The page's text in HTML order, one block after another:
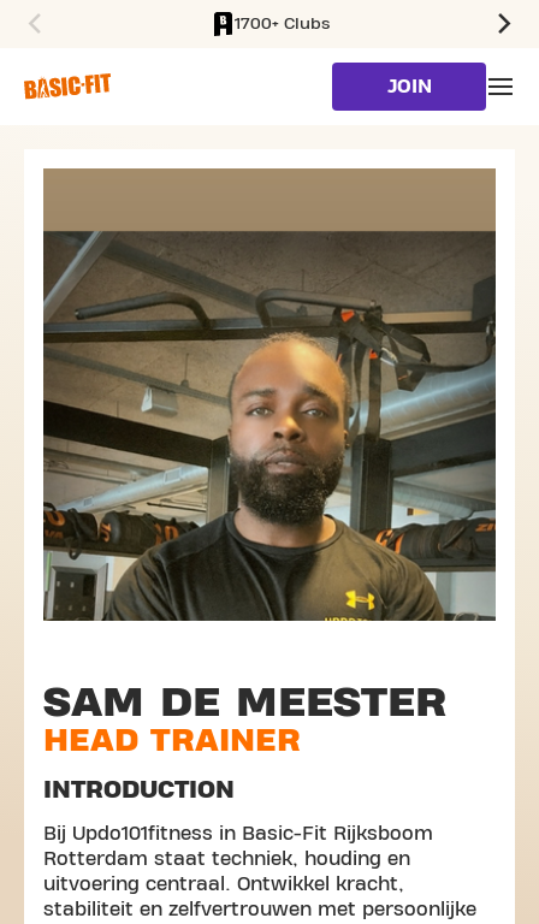
1700+ Clubs
JOIN
SAM DE MEESTER
HEAD TRAINER
INTRODUCTION
Bij Updo101fitness in Basic-Fit Rijksboom
Rotterdam staat techniek, houding en
uitvoering centraal. Ontwikkel kracht,
stabiliteit en zelfvertrouwen met persoonlijke